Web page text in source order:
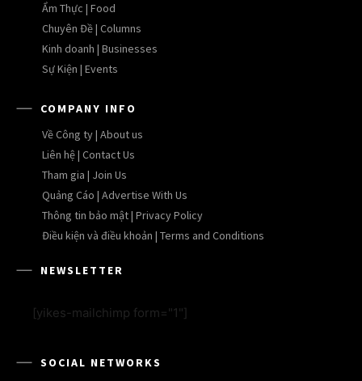
Ẩm Thực | Food
Chuyên Đề | Columns
Kinh doanh | Businesses
Sự Kiện | Events
COMPANY INFO
Về Công ty | About us
Liên hệ | Contact Us
Tham gia | Join Us
Quảng Cáo | Advertise With Us
Thông tin bảo mật | Privacy Policy
Điều kiện và điều khoản | Terms and Conditions
NEWSLETTER
[yikes-mailchimp form="1"]
SOCIAL NETWORKS